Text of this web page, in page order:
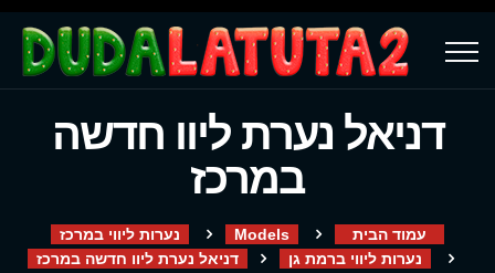
דניאל נערת ליוו חדשה
במרכז
עמוד הבית Models
נערות ליווי במרכז
נערות ליווי ברמת גן
דניאל נערת ליוו חדשה במרכז